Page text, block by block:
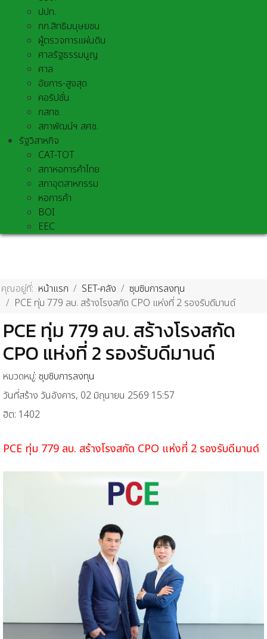
ปปท.
กก.สิทธิมนุษยชน
ผู้ตรวจการแผ่นดิน
ศาลรัฐธรรมนูญ
ศาล
อัยการ-สูงสุด
คอรัปชั่น
กสทช.
สภาพัฒน์ฯ สศช.
รัฐวิสาหกิจ
CAT-TOT
สภาหอการค้าไทย
สภาอุตสาหกรรม
หอการค้า
BOI
EEC
คุณอยู่ที่: หน้าแรก SET-คลัง
ซุบซิบการลงทุน
PCE ทุ่ม 779 ลบ. สร้างโรงสกัด CPO แห่งที่ 2 รองรับดีมานด์
PCE ทุ่ม 779 ลบ. สร้างโรงสกัด
CPO แห่งที่ 2 รองรับดีมานด์
หมวดหมู่: ซุบซิบการลงทุน
วันที่สร้าง วันอังคาร, 02 มิถุนายน 2569 15:57
ฮิต: 1402
PCE ทุ่ม 779 ลบ. สร้างโรงสกัด CPO แห่งที่ 2 รองรับดีมานด์